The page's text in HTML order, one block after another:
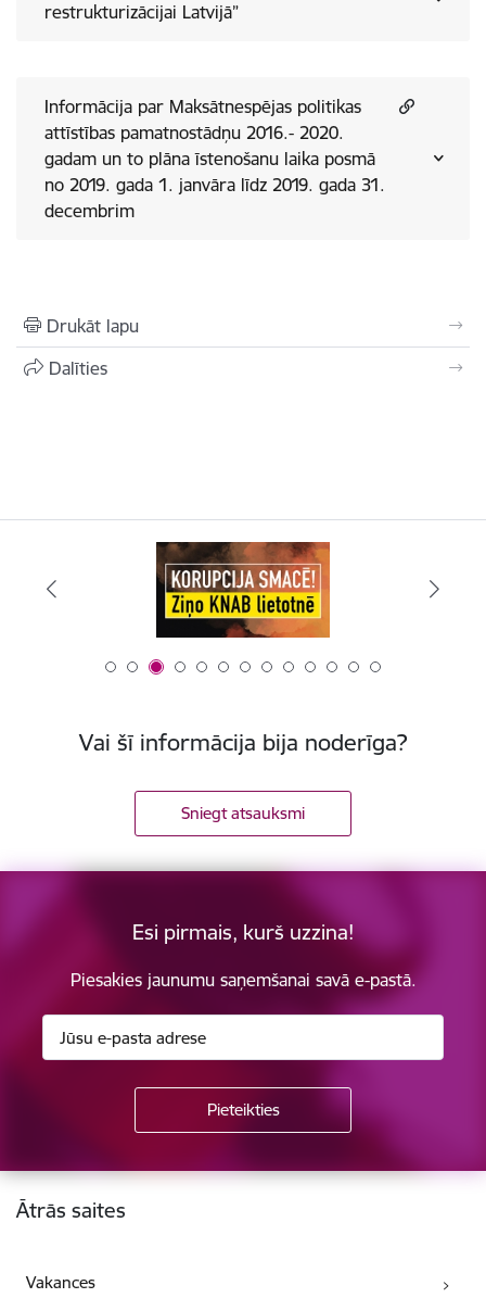
restrukturizācijai Latvijā”
Informācija par Maksātnespējas politikas
attīstības pamatnostādņu 2016.- 2020.
gadam un to plāna īstenošanu laika posmā
no 2019. gada 1. janvāra līdz 2019. gada 31.
decembrim
Drukāt lapu
Dalīties
Vai šī informācija bija noderīga?
Sniegt atsauksmi
Esi pirmais, kurš uzzina!
Piesakies jaunumu saņemšanai savā e-pastā.
Kājene
Ātrās saites
Vakances